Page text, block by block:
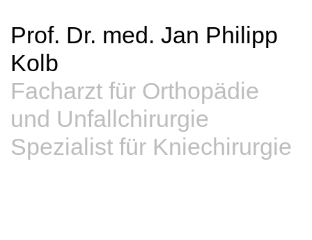
Prof. Dr. med. Jan Philipp
Kolb
Facharzt für Orthopädie
und Unfallchirurgie
Spezialist für Kniechirurgie